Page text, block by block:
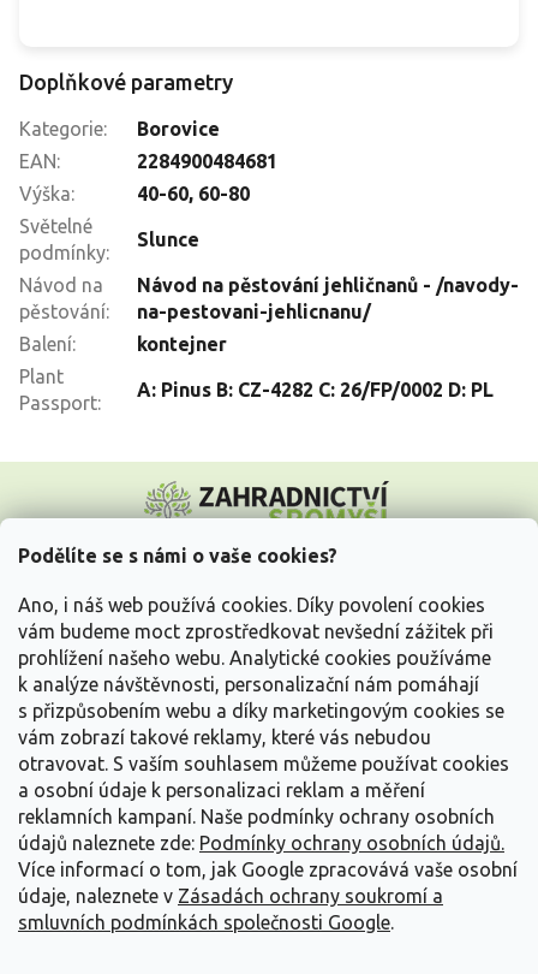
Podělíte se s námi o vaše cookies?
Ano, i náš web používá cookies. Díky povolení cookies
vám budeme moct zprostředkovat nevšední zážitek při
prohlížení našeho webu. Analytické cookies používáme
k analýze návštěvnosti, personalizační nám pomáhají
s přizpůsobením webu a díky marketingovým cookies se
vám zobrazí takové reklamy, které vás nebudou
otravovat. S vaším souhlasem můžeme používat cookies
a osobní údaje k personalizaci reklam a měření
reklamních kampaní. Naše podmínky ochrany osobních
údajů naleznete zde: Podmínky ochrany osobních údajů.
Více informací o tom, jak Google zpracovává vaše osobní
údaje, naleznete v Zásadách ochrany soukromí a
smluvních podmínkách společnosti Google.
Doplňkové parametry
Kategorie:
Borovice
EAN:
2284900484681
Výška: 40-60, 60-80
Světelné
podmínky:
Slunce
Návod na
pěstování:
Návod na pěstování jehličnanů - /navody-
na-pestovani-jehlicnanu/
Balení:
kontejner
Plant
Passport:
A: Pinus B: CZ-4282 C: 26/FP/0002 D: PL
p
Vše o nákupu
Informace pro Vás
Kontakujte nás